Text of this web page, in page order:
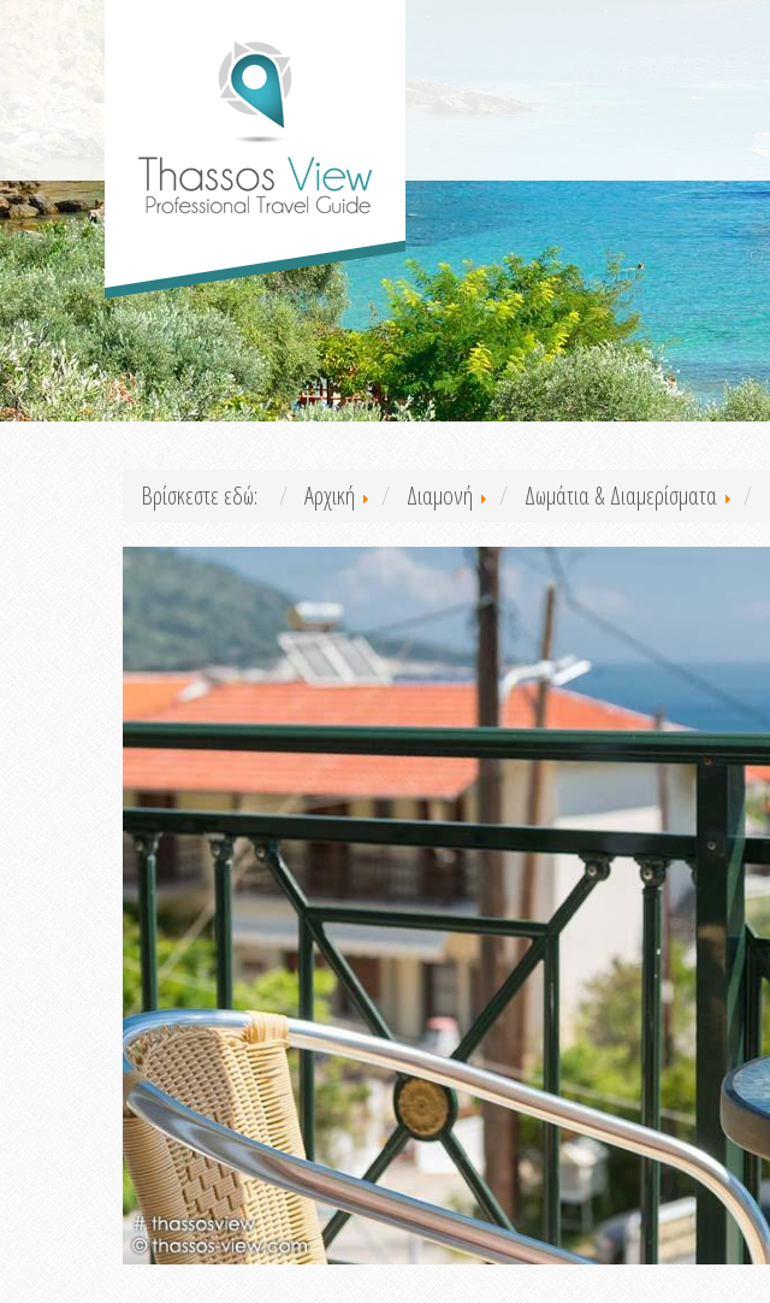
Βρίσκεστε εδώ: Αρχική Διαμονή Δωμάτια & Διαμερίσματα